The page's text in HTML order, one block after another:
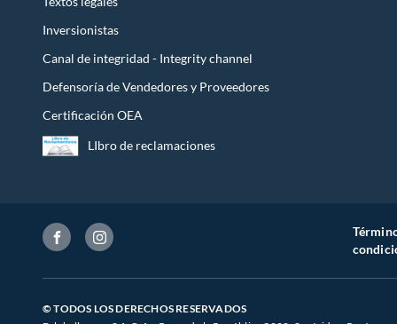
Escuadra Frontal
Las líneas verticales proyectadas en la parte frontal y
Inversionistas
Canal de integridad - Integrity channel
Defensoría de Vendedores y Proveedores
Certificación OEA
LIbro de reclamaciones
© TODOS LOS DERECHOS RESERVADOS